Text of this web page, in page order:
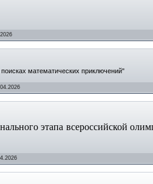
математических приключений"
этапа всероссийской